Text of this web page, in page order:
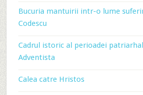
Bucuria mantuirii intr-o lume
Codescu
Cadrul istoric al perioadei
Adventista
Calea catre Hristos